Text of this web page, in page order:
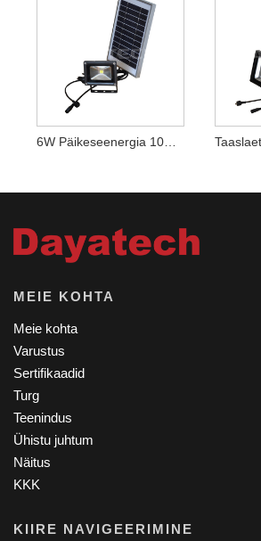
6W Päikeseenergia 10W LED-Valgusti
MEIE KOHTA
Meie kohta
Varustus
Sertifikaadid
Turg
Teenindus
Ühistu juhtum
Näitus
KKK
KIIRE NAVIGEERIMINE